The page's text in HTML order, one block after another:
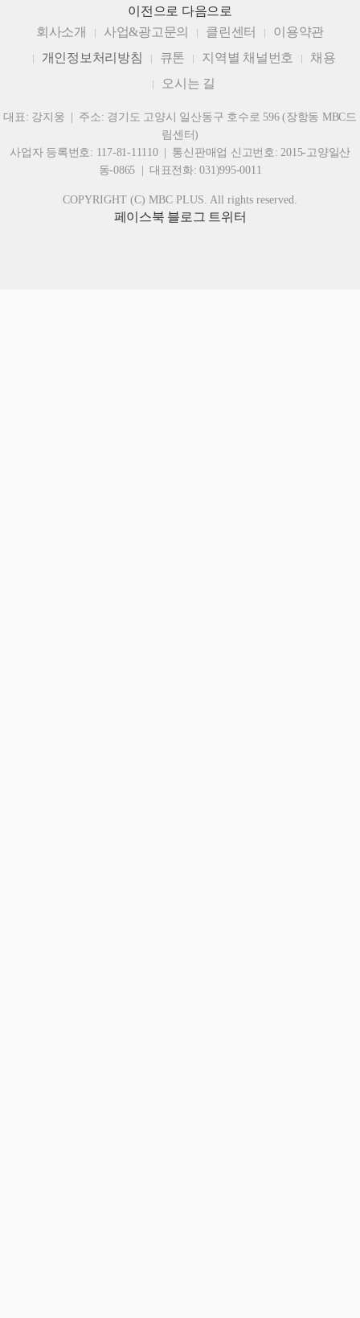
이전으로 다음으로
회사소개
사업&광고문의 클린센터
이용약관
개인정보처리방침
큐톤 지역별 채널번호
채용
오시는 길
대표: 강지웅 | 주소: 경기도 고양시 일산동구 호수로 596 (장항동 MBC드
림센터)
사업자 등록번호: 117-81-11110 | 통신판매업 신고번호: 2015-고양일산
동-0865 | 대표전화: 031)995-0011
COPYRIGHT (C) MBC PLUS. All rights reserved.
페이스북 블로그 트위터